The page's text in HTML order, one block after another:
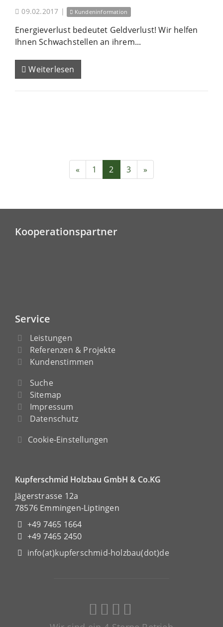
09.02.2017 | Kundeninformation
Energieverlust bedeutet Geldverlust! Wir helfen
Ihnen Schwachstellen an ihrem...
Weiterlesen
« 1 2 3 »
Kooperationspartner
Service
Leistungen
Referenzen & Projekte
Kundenstimmen
Suche
Sitemap
Impressum
Datenschutz
Cookie-Einstellungen
Kupferschmid Holzbau GmbH & Co.KG
Jägerstrasse 12a
78576 Emmingen-Liptingen
+49 7465 1664
+49 7465 2450
info(at)kupferschmid-holzbau(dot)de